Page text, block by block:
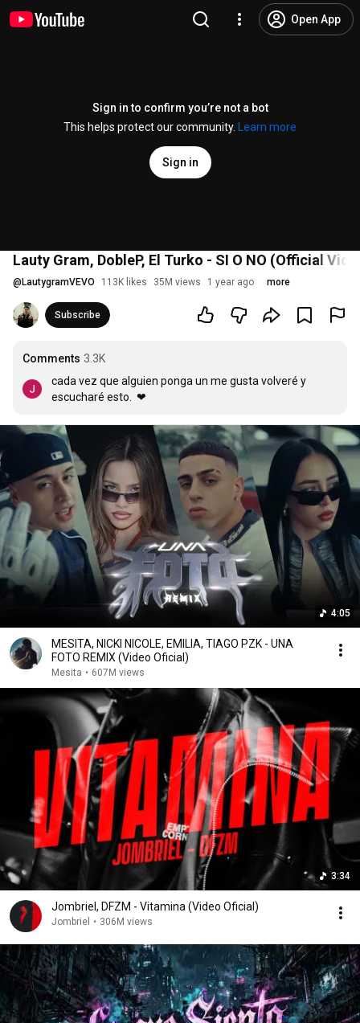
Open App
Sign in to confirm you’re not a bot
This helps protect our community.
Learn more
Sign in
Lauty Gram, DobleP, El Turko - SI O NO (Official
@ LautygramVEVO 113K likes 35M views 1 year ago more
Subscribe
Comments 3.3K
cada vez que alguien ponga un me gusta volveré y
escucharé esto.  ❤
4:05
MESITA, NICKI NICOLE, EMILIA, TIAGO PZK - UNA
FOTO REMIX (Video Oficial)
Mesita • 607M views
3:34
Jombriel, DFZM - Vitamina (Video Oficial)
Jombriel • 306M views